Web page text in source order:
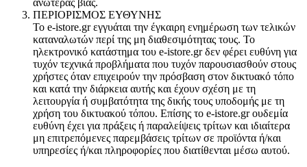
ανωτέρας βίας.
ΠΕΡΙΟΡΙΣΜΟΣ ΕΥΘΥΝΗΣ
Το e-istore.gr εγγυάται την έγκαιρη ενημέρωση των τελικών
καταναλωτών περί της μη διαθεσιμότητας τους. Το
ηλεκτρονικό κατάστημα του e-istore.gr δεν φέρει ευθύνη για
τυχόν τεχνικά προβλήματα που τυχόν παρουσιασθούν στους
χρήστες όταν επιχειρούν την πρόσβαση στον δικτυακό τόπο
και κατά την διάρκεια αυτής και έχουν σχέση με τη
λειτουργία ή συμβατότητα της δικής τους υποδομής με τη
χρήση του δικτυακού τόπου. Επίσης το e-istore.gr ουδεμία
ευθύνη έχει για πράξεις ή παραλείψεις τρίτων και ιδιαίτερα
μη επιτρεπόμενες παρεμβάσεις τρίτων σε προϊόντα ή/και
υπηρεσίες ή/και πληροφορίες που διατίθενται μέσω αυτού.